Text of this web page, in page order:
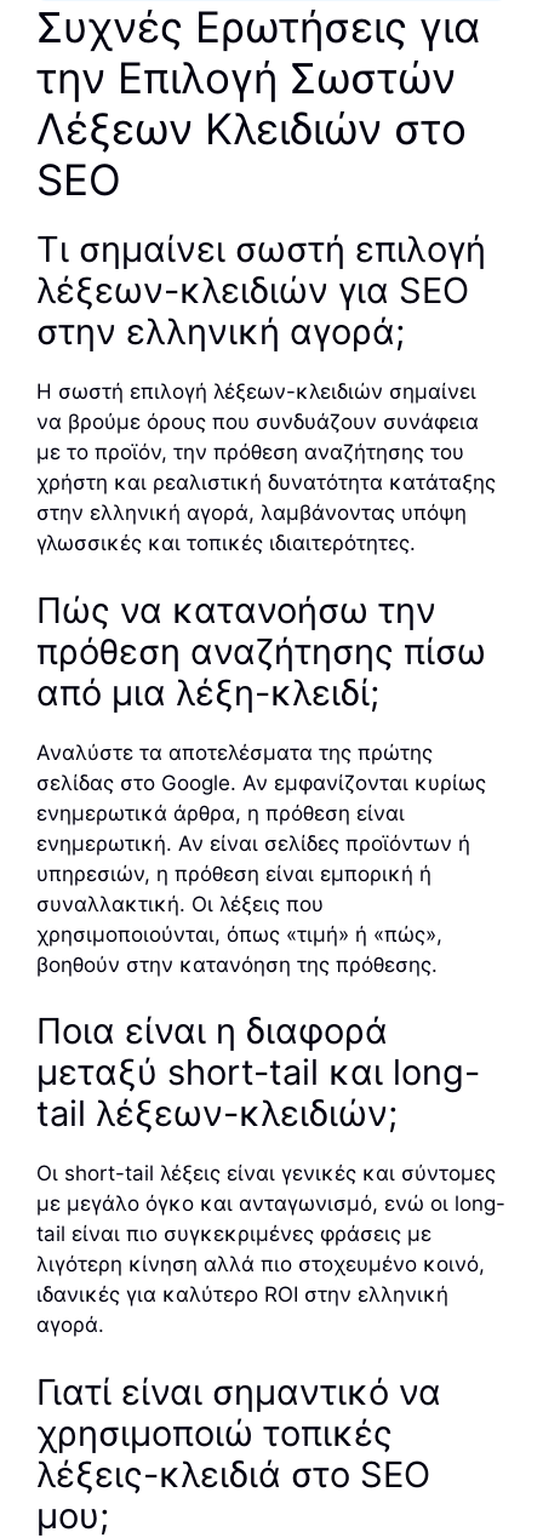
Συχνές Ερωτήσεις για
την Επιλογή Σωστών
Λέξεων Κλειδιών στο
SEO
Τι σημαίνει σωστή επιλογή
λέξεων-κλειδιών για SEO
στην ελληνική αγορά;
Η σωστή επιλογή λέξεων-κλειδιών σημαίνει
να βρούμε όρους που συνδυάζουν συνάφεια
με το προϊόν, την πρόθεση αναζήτησης του
χρήστη και ρεαλιστική δυνατότητα κατάταξης
στην ελληνική αγορά, λαμβάνοντας υπόψη
γλωσσικές και τοπικές ιδιαιτερότητες.
Πώς να κατανοήσω την
πρόθεση αναζήτησης πίσω
από μια λέξη-κλειδί;
Αναλύστε τα αποτελέσματα της πρώτης
σελίδας στο Google. Αν εμφανίζονται κυρίως
ενημερωτικά άρθρα, η πρόθεση είναι
ενημερωτική. Αν είναι σελίδες προϊόντων ή
υπηρεσιών, η πρόθεση είναι εμπορική ή
συναλλακτική. Οι λέξεις που
χρησιμοποιούνται, όπως «τιμή» ή «πώς»,
βοηθούν στην κατανόηση της πρόθεσης.
Ποια είναι η διαφορά
μεταξύ short-tail και long-
tail λέξεων-κλειδιών;
Οι short-tail λέξεις είναι γενικές και σύντομες
με μεγάλο όγκο και ανταγωνισμό, ενώ οι long-
tail είναι πιο συγκεκριμένες φράσεις με
λιγότερη κίνηση αλλά πιο στοχευμένο κοινό,
ιδανικές για καλύτερο ROI στην ελληνική
αγορά.
Γιατί είναι σημαντικό να
χρησιμοποιώ τοπικές
λέξεις-κλειδιά στο SEO
μου;